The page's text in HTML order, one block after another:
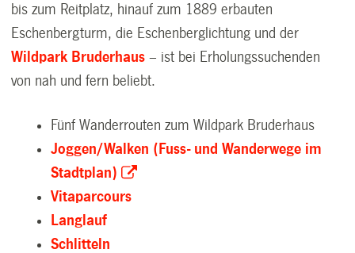
bis zum Reitplatz, hinauf zum 1889 erbauten
Eschenbergturm, die Eschenberglichtung und der
Wildpark Bruderhaus – ist bei Erholungssuchenden
von nah und fern beliebt.
Fünf Wanderrouten zum Wildpark Bruderhaus
Joggen/Walken (Fuss- und Wanderwege im
Stadtplan)
Vitaparcours
Langlauf
Schlitteln